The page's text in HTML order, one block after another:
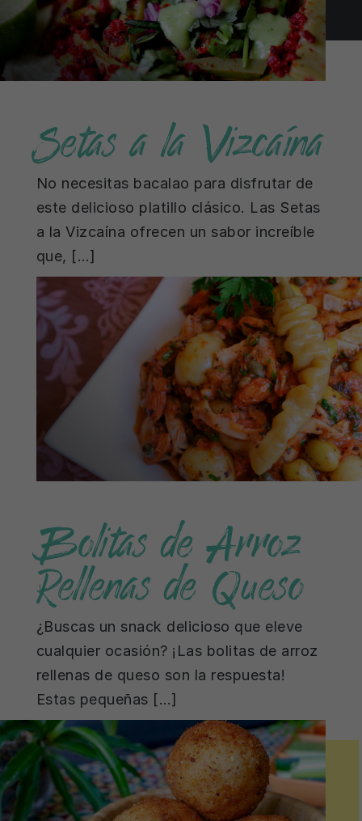
Setas a la Vizcaína
No necesitas bacalao para disfrutar de
este delicioso platillo clásico. Las Setas
a la Vizcaína ofrecen un sabor increíble
que, […]
Bolitas de Arroz
Rellenas de Queso
¿Buscas un snack delicioso que eleve
cualquier ocasión? ¡Las bolitas de arroz
rellenas de queso son la respuesta!
Estas pequeñas […]